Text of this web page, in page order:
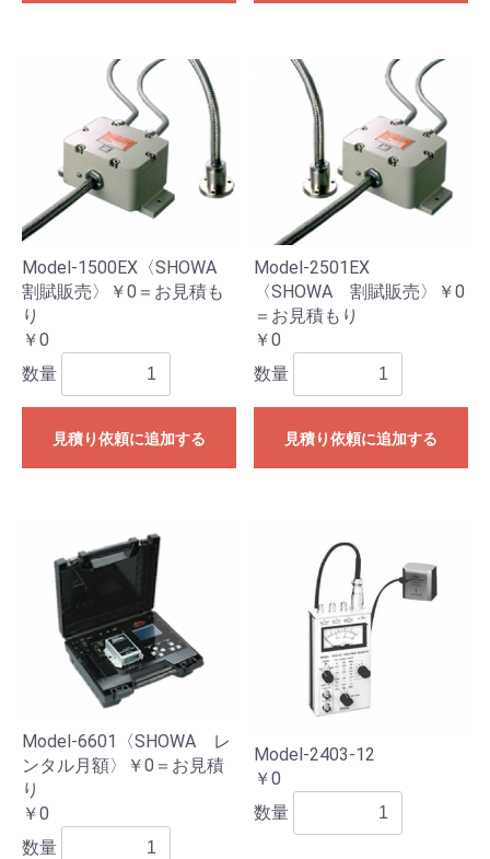
Model-1500EX〈SHOWA
割賦販売〉￥0＝お見積も
り
￥0
数量
見積り依頼に追加する
Model-2501EX
〈SHOWA 割賦販売〉￥0
＝お見積もり
￥0
数量
見積り依頼に追加する
Model-6601〈SHOWA レ
ンタル月額〉￥0＝お見積
り
￥0
数量
Model-2403-12
￥0
数量